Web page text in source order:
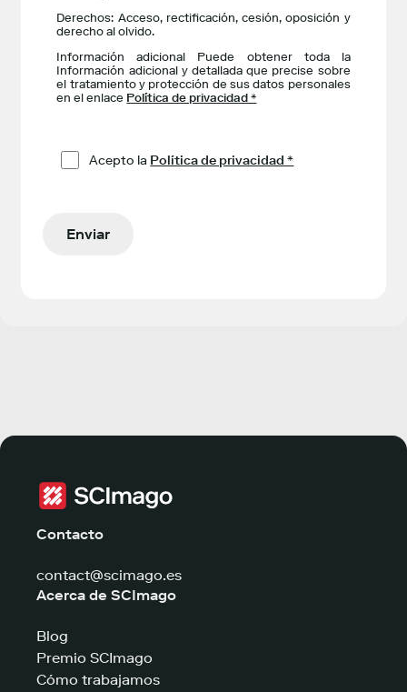
Derechos: Acceso, rectificación, cesión, oposición y
derecho al olvido.
Información adicional Puede obtener toda la
Información adicional y detallada que precise sobre
el tratamiento y protección de sus datos personales
en el enlace Política de privacidad *
Acepto la Política de privacidad *
Contacto
contact@scimago.es
Acerca de SCImago
Blog
Premio SCImago
Cómo trabajamos